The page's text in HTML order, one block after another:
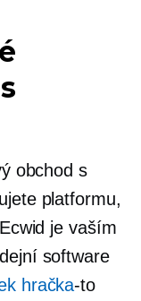
obchod s
platformu,
je vaším
software
hračka-to